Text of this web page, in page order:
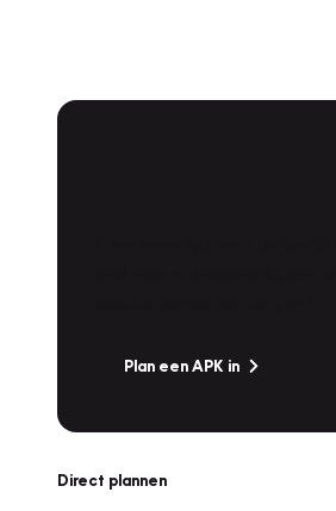
Plan een APK in
Direct plannen